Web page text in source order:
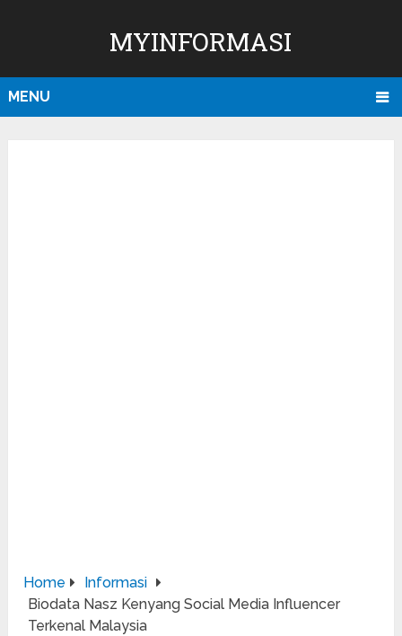
MYINFORMASI
MENU
Home
Informasi
Biodata Nasz Kenyang Social Media Influencer
Terkenal Malaysia